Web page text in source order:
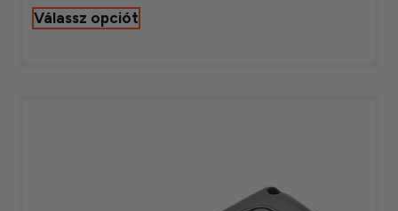
Válassz opciót